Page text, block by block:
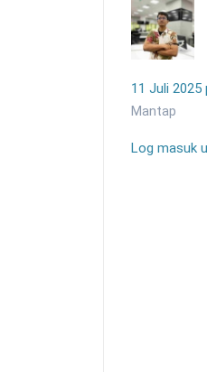
11 Juli 2025
Mantap
Log masuk